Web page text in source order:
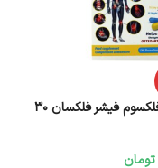
کپسول فلکسوم فیشر فلکسان 30
تومان